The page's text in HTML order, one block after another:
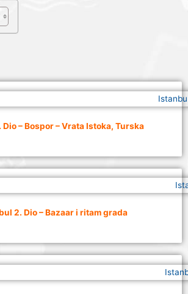
Dio – Bospor – Vrata Istoka, Turska
2. Dio – Bazaar i ritam grada